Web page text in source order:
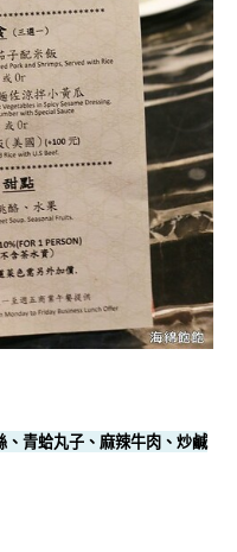
、青蛤丸子 、麻辣牛肉、炒鹹